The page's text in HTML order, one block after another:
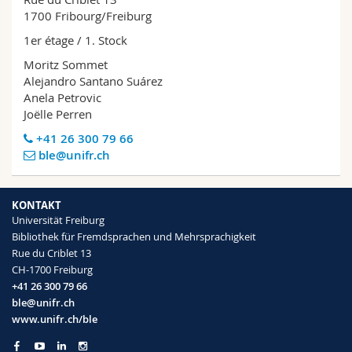
Math.-Nat. und Med. Fak.
Interfakultär
Mitarbeitende
Webmail
MyUnifr
1700 Fribourg/Freiburg
1er étage / 1. Stock
Moritz Sommet
Alejandro Santano Suárez
Anela Petrovic
Joëlle Perren
+41 26 300 79 66
ble@unifr.ch
KONTAKT
Universität Freiburg
Bibliothek für Fremdsprachen und Mehrsprachigkeit
Rue du Criblet 13
CH-1700 Freiburg
+41 26 300 79 66
ble@unifr.ch
www.unifr.ch/ble